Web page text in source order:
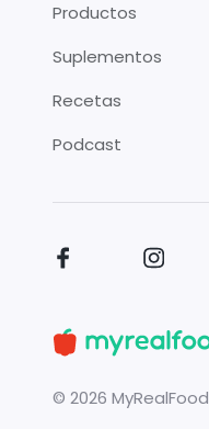
Productos
Suplementos
Recetas
Podcast
© 2026 MyRealFood